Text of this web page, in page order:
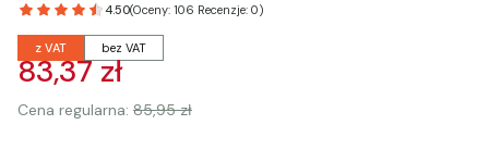
4.50(Oceny: 106 Recenzje: 0)
z VAT bez VAT
83,37 zł
Cena regularna: 85,95 zł